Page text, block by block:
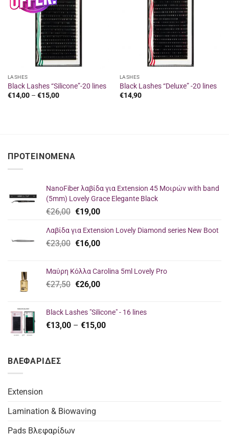
αγαπημένα
LASHES
Black Lashes “Silicone”-20 lines
€14,00 – €15,00Price
αγαπημένα
LASHES
Black Lashes “Deluxe” -20 lines
€14,90
ΠΡΟΤΕΙΝΌΜΕΝΑ
NanoFiber λαβίδα για Extension 45 Μοιρών with band
(5mm) Lovely Grace Elegante Black
€26,00 Original
was:
€26,00.
€19,00Η
τιμή
είναι:
Λαβίδα για Extension Lovely Diamond series New Boot
€23,00 Original
€23,00.
€16,00Η
είναι:
€16,00.
Μαύρη Κόλλα Carolina 5ml Lovely Pro
€27,50 Original
€27,50.
€26,00Η
είναι:
€26,00.
Black Lashes "Silicone" - 16 lines
€13,00 – €15,00Price
ΒΛΕΦΑΡΙΔΕΣ
Extension
Lamination & Biowaving
Pads Βλεφαρίδων